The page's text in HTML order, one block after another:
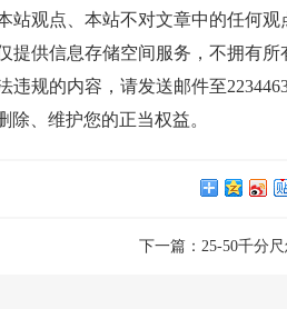
站观点、本站不对文章中的任何观
供信息存储空间服务，不拥有所
规的内容，请发送邮件至
除、维护您的正当权益。
下一篇： 25-50千分